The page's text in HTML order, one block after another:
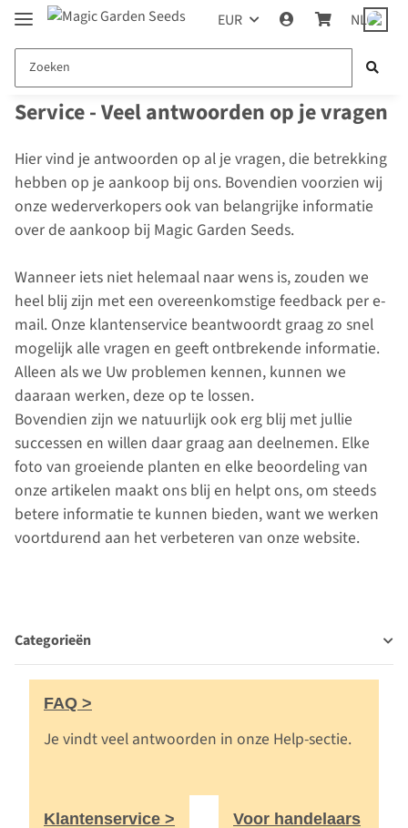
EUR NL
Service - Veel antwoorden op je vragen
Hier vind je antwoorden op al je vragen, die betrekking
hebben op je aankoop bij ons. Bovendien voorzien wij
onze wederverkopers ook van belangrijke informatie
over de aankoop bij Magic Garden Seeds.
Wanneer iets niet helemaal naar wens is, zouden we
heel blij zijn met een overeenkomstige feedback per e-
mail. Onze klantenservice beantwoordt graag zo snel
mogelijk alle vragen en geeft ontbrekende informatie.
Alleen als we Uw problemen kennen, kunnen we
daaraan werken, deze op te lossen.
Bovendien zijn we natuurlijk ook erg blij met jullie
successen en willen daar graag aan deelnemen. Elke
foto van groeiende planten en elke beoordeling van
onze artikelen maakt ons blij en helpt ons, om steeds
betere informatie te kunnen bieden, want we werken
voortdurend aan het verbeteren van onze website.
Categorieën
FAQ >
Je vindt veel antwoorden in onze Help-sectie.
Klantenservice >
Voor handelaars